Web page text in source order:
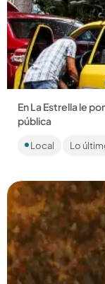
En La Estrella le
pública
evitar que los
Local Lo